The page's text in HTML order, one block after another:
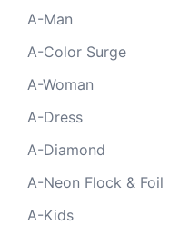
A-Man
A-Color Surge
A-Woman
A-Dress
A-Diamond
A-Neon Flock & Foil
A-Kids